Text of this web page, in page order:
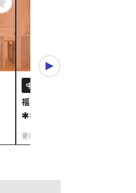
中古一戸建て
福山市＊＊＊＊
****
更新日：